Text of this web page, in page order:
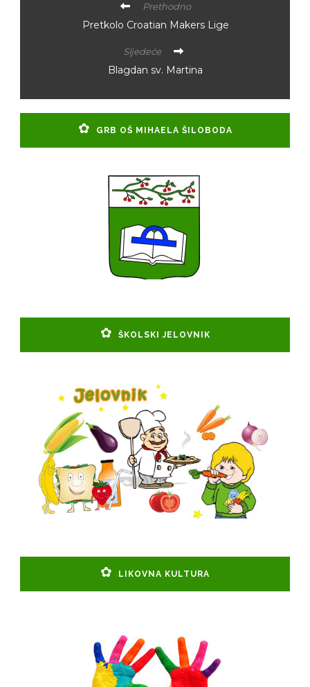
Prethodno
Pretkolo Croatian Makers Lige
Sljedeće
Blagdan sv. Martina
GRB OŠ MIHAELA ŠILOBODA
ŠKOLSKI JELOVNIK
LIKOVNA KULTURA